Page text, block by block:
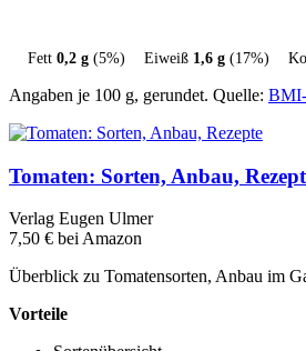
Fett 0,2 g (5%) Eiweiß 1,6 g (17%)
Angaben je 100 g, gerundet. Quelle: BMI-
Tomaten: Sorten, Anbau,
Verlag Eugen Ulmer
7,50 € bei Amazon
Überblick zu Tomatensorten, Anbau im
Vorteile